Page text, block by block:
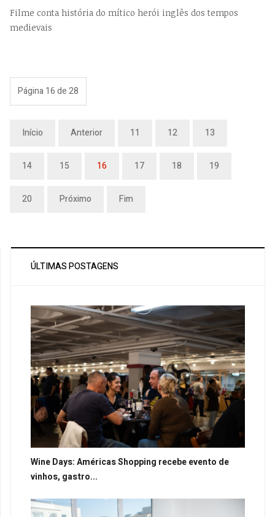
Filme conta história do mítico herói inglês dos tempos
medievais
Página 16 de 28
Início Anterior 11 12 13
14 15 16 17 18 19
20 Próximo Fim
ÚLTIMAS POSTAGENS
Wine Days: Américas Shopping recebe evento de
vinhos, gastro...